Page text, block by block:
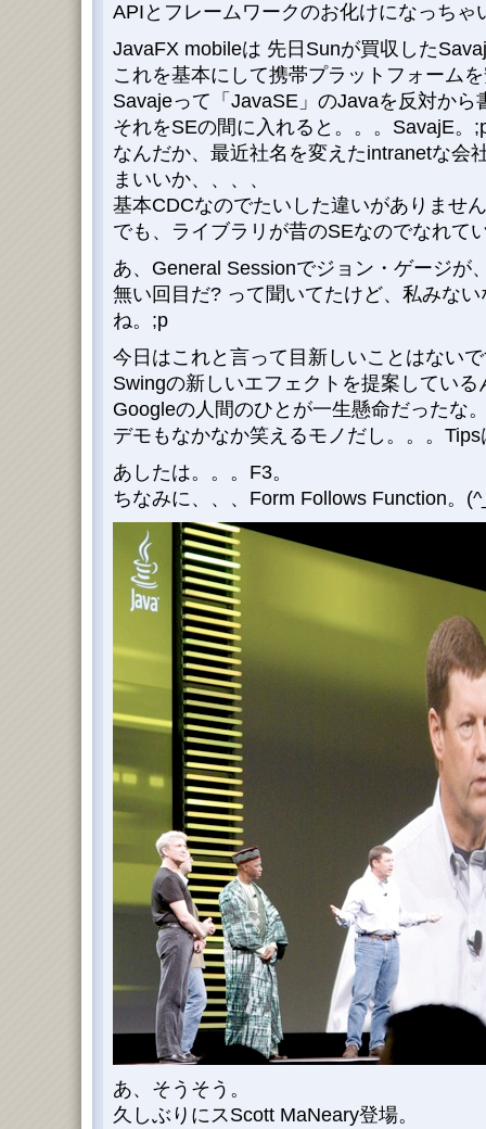
APIとフレームワークのお化けになっちゃ
JavaFX mobileは 先日Sunが買収した
これを基本にして携帯プラットフォーム
Savajeって「JavaSE」のJavaを反対から
それをSEの間に入れると。。。SavajE。
なんだか、最近社名を変えたintranetな会
まいいか、、、、
基本CDCなのでたいした違いがありませ
でも、ライブラリが昔のSEなのでなれて
あ、General Sessionでジョン・ゲージが
無い回目だ? って聞いてたけど、私みな
ね。;p
今日はこれと言って目新しいことはない
Swingの新しいエフェクトを提案している
Googleの人間のひとが一生懸命だったな
デモもなかなか笑えるモノだし。。。
あしたは。。。F3。
ちなみに、、、Form Follows Function。
あ、そうそう。
久しぶりにスScott MaNeary登場。